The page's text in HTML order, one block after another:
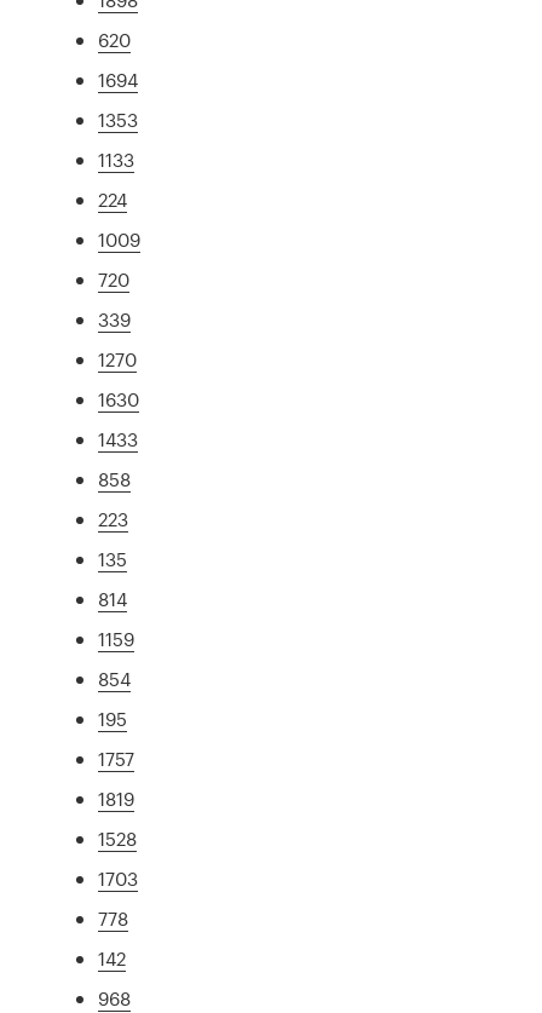
620
1694
1353
1133
224
1009
720
339
1270
1630
1433
858
223
135
814
1159
854
195
1757
1819
1528
1703
778
142
968